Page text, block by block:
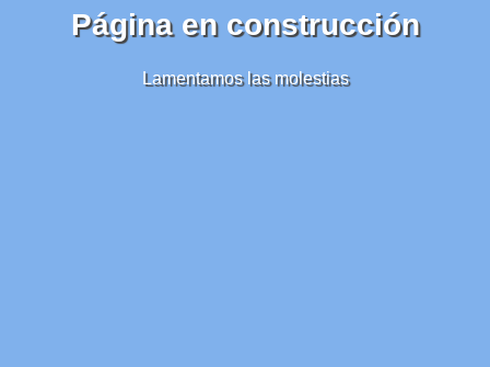
Página en construcción
Lamentamos las molestias